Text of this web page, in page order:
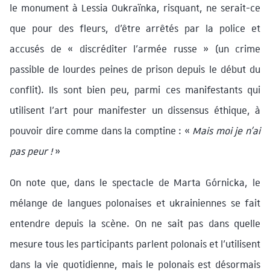
le monument à Lessia Oukraïnka, risquant, ne serait-ce
que pour des fleurs, d’être arrêtés par la police et
accusés de « discréditer l’armée russe » (un crime
passible de lourdes peines de prison depuis le début du
conflit). Ils sont bien peu, parmi ces manifestants qui
utilisent l’art pour manifester un dissensus éthique, à
pouvoir dire comme dans la comptine : « Mais moi je n’ai
pas peur !»
On note que, dans le spectacle de Marta Górnicka, le
mélange de langues polonaises et ukrainiennes se fait
entendre depuis la scène. On ne sait pas dans quelle
mesure tous les participants parlent polonais et l’utilisent
dans la vie quotidienne, mais le polonais est désormais